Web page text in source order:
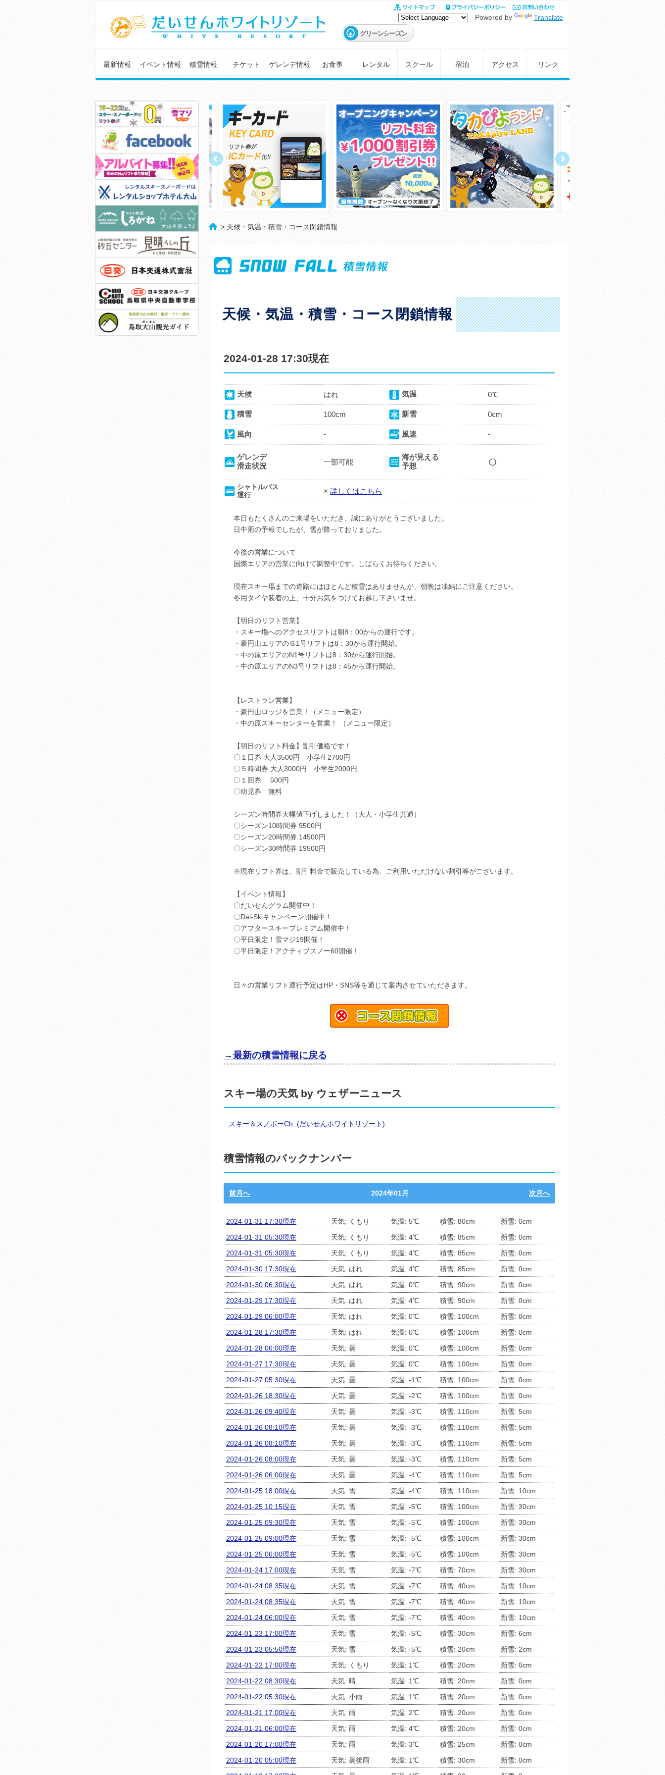
Powered by Translate
グリーンシーズン
最新情報 イベント情報 積雪情報 チケット ゲレンデ情報 お食事 レンタル スクール 宿泊 アクセス リンク
> 天候・気温・積雪・コース閉鎖情報
天候・気温・積雪・コース閉鎖情報
2024-01-28 17:30現在
天候 はれ 気温 0℃
積雪 100cm 新雪 0cm
風向 - 風速 -
ゲレンデ
滑走状況
一部可能
海が見える
予想
○
シャトルバス
運行
× 詳しくはこちら
本日もたくさんのご来場をいただき、誠にありがとうございました。
日中雨の予報でしたが、雪が降っておりました。
今後の営業について
国際エリアの営業に向けて調整中です。しばらくお待ちください。
現在スキー場までの道路にはほとんど積雪はありませんが、朝晩は凍結にご注意ください。
冬用タイヤ装着の上、十分お気をつけてお越し下さいませ。
【明日のリフト営業】
・スキー場へのアクセスリフトは朝8：00からの運行です。
・豪円山エリアのＧ1号リフトは8：30から運行開始。
・中の原エリアのN1号リフトは8：30から運行開始。
・中の原エリアのN3号リフトは8：45から運行開始。
【レストラン営業】
・豪円山ロッジを営業！（メニュー限定）
・中の原スキーセンターを営業！ （メニュー限定）
【明日のリフト料金】割引価格です！
〇１日券 大人3500円 小学生2700円
〇５時間券 大人3000円 小学生2000円
〇１回券 500円
〇幼児券 無料
シーズン時間券大幅値下げしました！（大人・小学生共通）
〇シーズン10時間券 9500円
〇シーズン20時間券 14500円
〇シーズン30時間券 19500円
※現在リフト券は、割引料金で販売している為、ご利用いただけない割引等がございます。
【イベント情報】
〇だいせんグラム開催中！
〇Dai-Skiキャンペーン開催中！
〇アフタースキープレミアム開催中！
〇平日限定！雪マジ19開催！
〇平日限定！アクティブスノー60開催！
日々の営業リフト運行予定はHP・SNS等を通じて案内させていただきます。
→最新の積雪情報に戻る
スキー場の天気 by ウェザーニュース
スキー＆スノボーCh. (だいせんホワイトリゾート)
積雪情報のバックナンバー
前月へ 2024年01月 次月へ
2024-01-31 17:30現在 天気: くもり 気温: 5℃ 積雪: 80cm
新雪: 0cm
2024-01-31 05:30現在
天気: くもり 気温: 4℃ 積雪: 85cm
新雪: 0cm
2024-01-31 05:30現在
天気: くもり 気温: 4℃ 積雪: 85cm
新雪: 0cm
2024-01-30 17:30現在
天気: はれ 気温: 4℃ 積雪: 85cm
新雪: 0cm
2024-01-30 06:30現在
天気: はれ 気温: 0℃ 積雪: 90cm
新雪: 0cm
2024-01-29 17:30現在
天気: はれ 気温: 4℃ 積雪: 90cm
新雪: 0cm
2024-01-29 06:00現在
天気: はれ 気温: 0℃ 積雪: 100cm
新雪: 0cm
2024-01-28 17:30現在
天気: はれ 気温: 0℃ 積雪: 100cm
新雪: 0cm
2024-01-28 06:00現在
天気: 曇 気温: 0℃ 積雪: 100cm
新雪: 0cm
2024-01-27 17:30現在
天気: 曇 気温: 0℃ 積雪: 100cm
新雪: 0cm
2024-01-27 05:30現在
天気: 曇 気温: -1℃ 積雪: 100cm
新雪: 0cm
2024-01-26 18:30現在
天気: 曇 気温: -2℃ 積雪: 100cm
新雪: 0cm
2024-01-26 09:40現在
天気: 曇 気温: -3℃ 積雪: 110cm
新雪: 5cm
2024-01-26 08:10現在
天気: 曇 気温: -3℃ 積雪: 110cm
新雪: 5cm
2024-01-26 08:10現在
天気: 曇 気温: -3℃ 積雪: 110cm
新雪: 5cm
2024-01-26 08:00現在
天気: 曇 気温: -3℃ 積雪: 110cm
新雪: 5cm
2024-01-26 06:00現在
天気: 曇 気温: -4℃ 積雪: 110cm
新雪: 5cm
2024-01-25 18:00現在
天気: 雪 気温: -4℃ 積雪: 110cm
新雪: 10cm
2024-01-25 10:15現在
天気: 雪 気温: -5℃ 積雪: 100cm
新雪: 30cm
2024-01-25 09:30現在
天気: 雪 気温: -5℃ 積雪: 100cm
新雪: 30cm
2024-01-25 09:00現在
天気: 雪 気温: -5℃ 積雪: 100cm
新雪: 30cm
2024-01-25 06:00現在
天気: 雪 気温: -5℃ 積雪: 100cm
新雪: 30cm
2024-01-24 17:00現在
天気: 雪 気温: -7℃ 積雪: 70cm
新雪: 30cm
2024-01-24 08:35現在
天気: 雪 気温: -7℃ 積雪: 40cm
新雪: 10cm
2024-01-24 08:35現在
天気: 雪 気温: -7℃ 積雪: 40cm
新雪: 10cm
2024-01-24 06:00現在
天気: 雪 気温: -7℃ 積雪: 40cm
新雪: 10cm
2024-01-23 17:00現在
天気: 雪 気温: -5℃ 積雪: 30cm
新雪: 6cm
2024-01-23 05:50現在
天気: 雪 気温: -5℃ 積雪: 20cm
新雪: 2cm
2024-01-22 17:00現在
天気: くもり 気温: 1℃ 積雪: 20cm
新雪: 0cm
2024-01-22 08:30現在
天気: 晴 気温: 1℃ 積雪: 20cm
新雪: 0cm
2024-01-22 05:30現在
天気: 小雨 気温: 1℃ 積雪: 20cm
新雪: 0cm
2024-01-21 17:00現在
天気: 雨 気温: 2℃ 積雪: 20cm
新雪: 0cm
2024-01-21 06:00現在
天気: 雨 気温: 4℃ 積雪: 20cm
新雪: 0cm
2024-01-20 17:00現在
天気: 雨 気温: 3℃ 積雪: 25cm
新雪: 0cm
2024-01-20 05:00現在
天気: 曇後雨 気温: 1℃ 積雪: 30cm
新雪: 0cm